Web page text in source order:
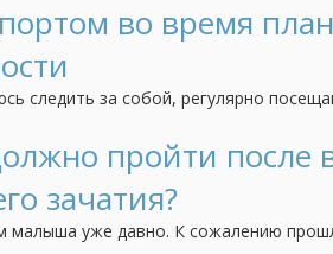
во время
следить за собой, регулярно
жизни если я пытаюсь забеременеть?
что я беременна?
пройти
зачатия?
уже давно. К сожалению